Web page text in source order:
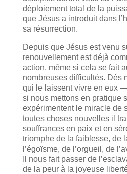
déploiement total de la
que Jésus a introduit dans
sa résurrection.
Depuis que Jésus est venu
renouvellement est déjà
action, même si cela se fait
nombreuses difficultés. Dès
qui le laissent vivre en eux
si nous mettons en pratique
expérimentent le miracle de
toutes choses nouvelles il
souffrances en paix et en
triomphe de la faiblesse, de
l’égoïsme, de l’orgueil, de
Il nous fait passer de
de la peur à la joyeuse